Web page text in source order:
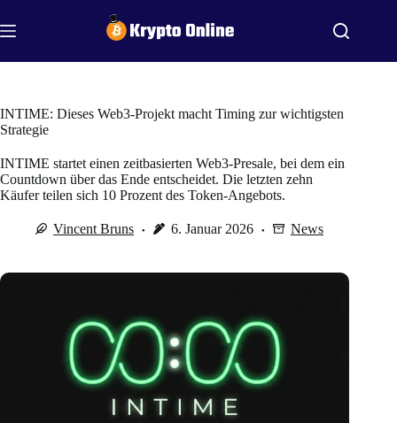
Inhalt
springen
INTIME: Dieses Web3-Projekt macht Timing zur wichtigsten
Strategie
INTIME startet einen zeitbasierten Web3-Presale, bei dem ein
Countdown über das Ende entscheidet. Die letzten zehn
Käufer teilen sich 10 Prozent des Token-Angebots.
Vincent Bruns 6. Januar 2026 News